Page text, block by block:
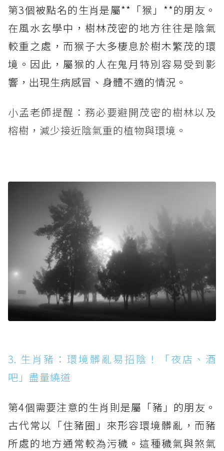
第3個被點名的生肖是屬**「猴」**的朋友。
在風水玄學中，樹林茂密的地方往往是陰氣
較重之處，而猴子大多棲息於樹木繁茂的環
境。因此，屬猴的人在鬼月特別容易受到影
響，出現生病感冒、身體不適的情況。
小孟老師提醒：務必要避開茂密的樹林以及
榕樹，減少接近陰氣重的植物與環境。
3. 生肖豬：環境髒亂易招陰！「夜店、酒
吧」盡量繞道
第4個需要注意的生肖則是屬「豬」的朋友。
古代常以「住豬圈」來形容環境髒亂，而豬
所處的地方通常較為污穢。這種穢氣與煞氣